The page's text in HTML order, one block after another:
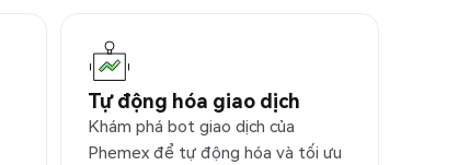
Tự động hóa giao dịch
Khám phá bot giao dịch của
Phemex để tự động hóa và tối ưu